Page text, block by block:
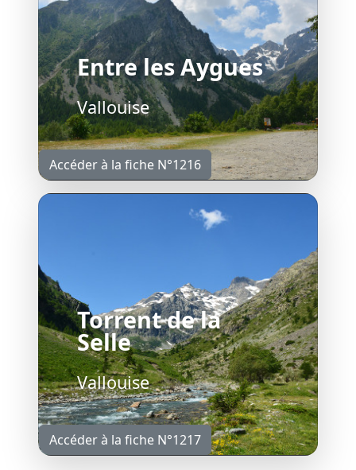
Entre les Aygues
Vallouise
Accéder à la fiche N°1216
Torrent de la
Selle
Vallouise
Accéder à la fiche N°1217